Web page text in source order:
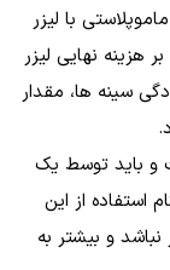
با لیزر
هزینه نهایی لیزر
سینه ها، مقدار
و باید توسط یک
استفاده از این
و بیشتر به